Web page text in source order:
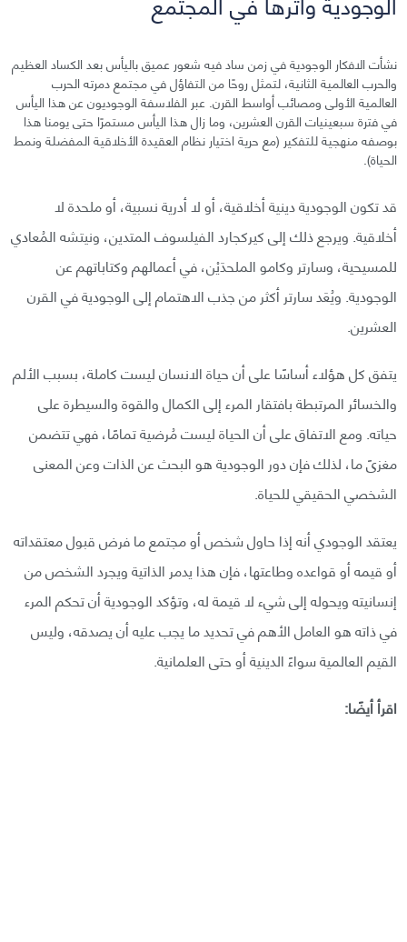
نشأت الافكار الوجودية في زمن ساد فيه شعور عميق باليأس بعد الكساد العظيم
والحرب العالمية الثانية، لتمثل روحًا من التفاؤل في مجتمع دمرته الحرب
العالمية الأولى ومصائب أواسط القرن. عبر الفلاسفة الوجوديون عن هذا اليأس
في فترة سبعينيات القرن العشرين، وما زال هذا اليأس مستمرًا حتى يومنا هذا
بوصفه منهجية للتفكير (مع حرية اختيار نظام العقيدة الأخلاقية المفضلة ونمط
الحياة).
قد تكون الوجودية دينية أخلاقية، أو لا أدرية نسبية، أو ملحدة لا
أخلاقية. ويرجع ذلك إلى كيركجارد الفيلسوف المتدين، ونيتشه المُعادي
للمسيحية، وسارتر وكامو الملحدَيْن، في أعمالهم وكتاباتهم عن
الوجودية. ويُعَد سارتر أكثر من جذب الاهتمام إلى الوجودية في القرن
العشرين.
يتفق كل هؤلاء أساسًا على أن حياة الانسان ليست كاملة، بسبب الألم
والخسائر المرتبطة بافتقار المرء إلى الكمال والقوة والسيطرة على
حياته. ومع الاتفاق على أن الحياة ليست مُرضية تمامًا، فهي تتضمن
مغزىً ما، لذلك فإن دور الوجودية هو البحث عن الذات وعن المعنى
الشخصي الحقيقي للحياة.
يعتقد الوجودي أنه إذا حاول شخص أو مجتمع ما فرض قبول معتقداته
أو قيمه أو قواعده وطاعتها، فإن هذا يدمر الذاتية ويجرد الشخص من
إنسانيته ويحوله إلى شيء لا قيمة له، وتؤكد الوجودية أن تحكم المرء
في ذاته هو العامل الأهم في تحديد ما يجب عليه أن يصدقه، وليس
القيم العالمية سواءً الدينية أو حتى العلمانية.
اقرأ أيضًا: